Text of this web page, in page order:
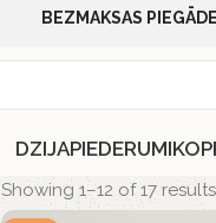
BEZMAKSAS
DZIJAPIEDERUMI
Showing 1–12 of 17 results